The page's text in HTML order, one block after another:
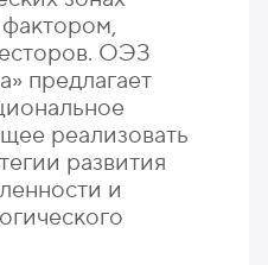
ОЭЗ
предлагает
реализовать
развития
и